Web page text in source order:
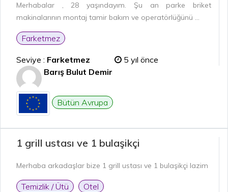
Merhabalar , 28 yaşındayım. Şu an parke briket
makinalarının montaj tamir bakım ve operatörlüğünü ...
Farketmez
Seviye : Farketmez
5 yıl önce
Barış Bulut Demir
Bütün Avrupa
1 grill ustası ve 1 bulaşikçi
Merhaba arkadaşlar bize 1 grill ustası ve 1 bulaşikçi lazim
Temizlik / Ütü Otel